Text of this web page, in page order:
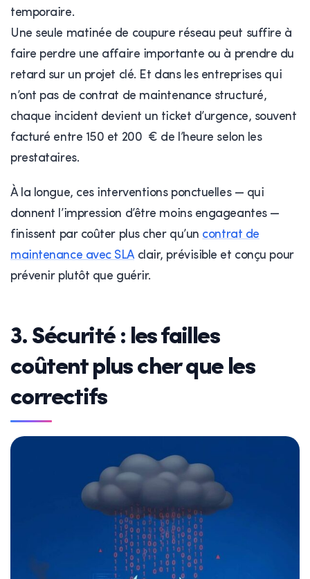
temporaire.
Une seule matinée de coupure réseau peut suffire à
faire perdre une affaire importante ou à prendre du
retard sur un projet clé. Et dans les entreprises qui
n’ont pas de contrat de maintenance structuré,
chaque incident devient un ticket d’urgence, souvent
facturé entre 150 et 200 € de l’heure selon les
prestataires.
À la longue, ces interventions ponctuelles — qui
donnent l’impression d’être moins engageantes —
finissent par coûter plus cher qu’un contrat de
maintenance avec SLAclair, prévisible et conçu pour
prévenir plutôt que guérir.
3. Sécurité : les failles
coûtent plus cher que les
correctifs